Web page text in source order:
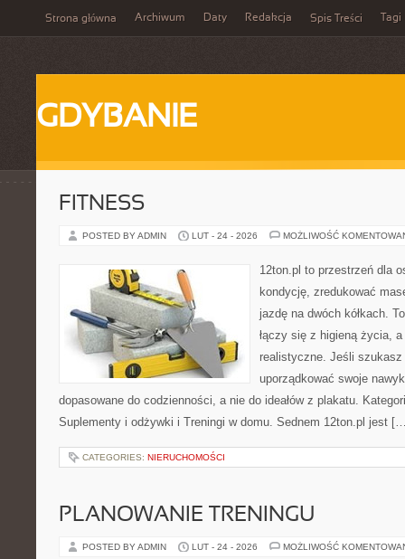
Strona główna Archiwum Daty Redakcja Spis Treści Tagi
GDYBANIE
FITNESS
POSTED BY ADMIN LUT - 24 - 2026 MOŻLIWOŚĆ
12ton.pl to przestrzeń dla
kondycję, zredukować
jazdę na dwóch kółkach.
łączy się z higieną życia,
realistyczne. Jeśli
uporządkować swoje
dopasowane do codzienności, a nie do ideałów z plakatu.
Suplementy i odżywki i Treningi w domu. Sednem 12ton.pl jest
CATEGORIES: NIERUCHOMOŚCI
PLANOWANIE TRENINGU
POSTED BY ADMIN LUT - 24 - 2026 MOŻLIWOŚĆ